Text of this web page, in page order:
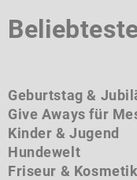
Geburtstag &
Give Aways für
Kinder & Jugend
Hundewelt
Friseur & Kosmetik